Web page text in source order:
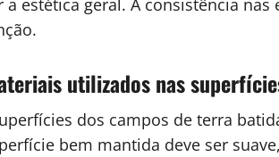
estética geral. A consistência
utilizados nas
dos campos de terra
bem mantida deve ser